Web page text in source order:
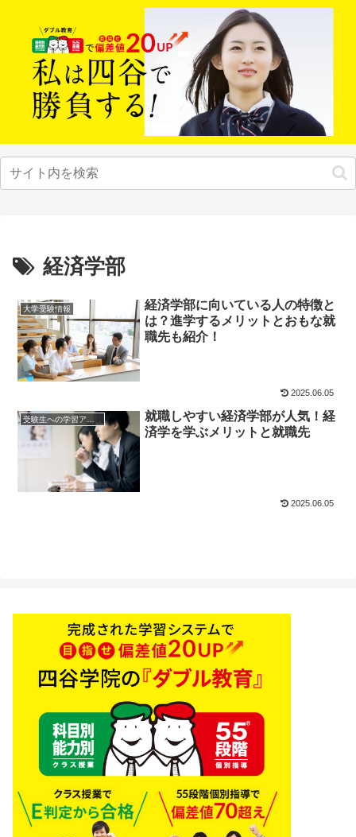
経済学部
大学受験情報
経済学部に向いている人の特徴と
は？進学するメリットとおもな就
職先も紹介！
2025.06.05
受験生への学習アドバイス
就職しやすい経済学部が人気！経
済学を学ぶメリットと就職先
2025.06.05